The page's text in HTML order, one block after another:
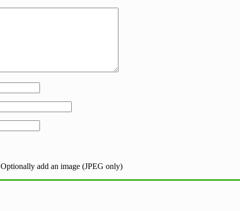
Optionally add an image (JPEG only)